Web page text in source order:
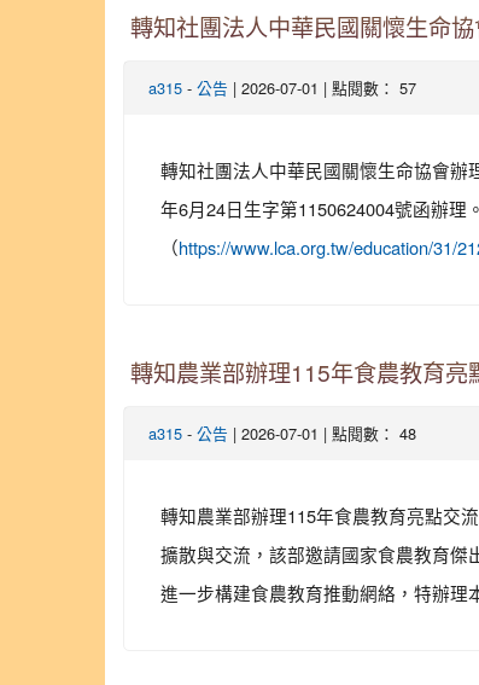
轉知社團法人中華民國關懷生命
a315 - 公告 | 2026-07-01 | 點閱數： 57
轉知社團法人中華民國關懷生命協會辦
年6月24日生字第1150624004號函辦
（ https://www.lca.org.tw/education/31/
轉知農業部辦理115年食農教育亮
a315 - 公告 | 2026-07-01 | 點閱數： 48
轉知農業部辦理115年食農教育亮點交
擴散與交流，該部邀請國家食農教育傑
進一步構建食農教育推動網絡，特辦理